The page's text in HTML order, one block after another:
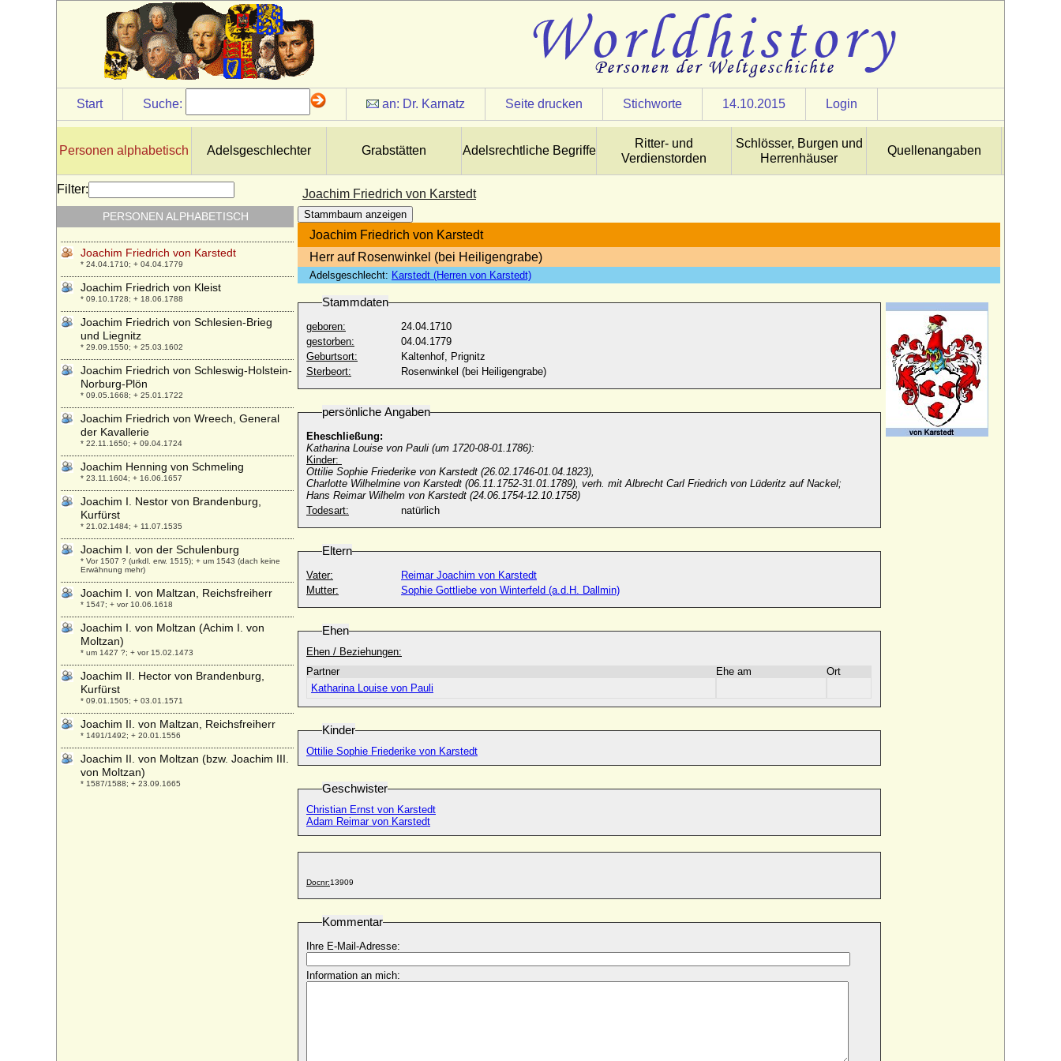
Start Suche: an: Dr. Karnatz Seite drucken Stichworte 14.10.2015 Login
Personen alphabetisch Adelsgeschlechter Grabstätten Adelsrechtliche Begriffe
Ritter- und
Verdienstorden
Schlösser, Burgen und
Herrenhäuser
Quellenangaben
Joachim Friedrich von Karstedt
Stammbaum anzeigen
Joachim Friedrich von Karstedt
Herr auf Rosenwinkel (bei Heiligengrabe)
Adelsgeschlecht: Karstedt (Herren von Karstedt)
Stammdaten
geboren:
24.04.1710
gestorben:
04.04.1779
Geburtsort:
Kaltenhof, Prignitz
Sterbeort:
Rosenwinkel (bei Heiligengrabe)
persönliche Angaben
Eheschließung:
Katharina Louise von Pauli (um 1720-08-01.1786):
Kinder:
Ottilie Sophie Friederike von Karstedt (26.02.1746-01.04.1823),
Charlotte Wilhelmine von Karstedt (06.11.1752-31.01.1789), verh. mit Albrecht Carl Friedrich von Lüderitz auf Nackel;
Hans Reimar Wilhelm von Karstedt (24.06.1754-12.10.1758)
Todesart:
natürlich
Eltern
Vater:
Reimar Joachim von Karstedt
Mutter:
Sophie Gottliebe von Winterfeld (a.d.H. Dallmin)
Ehen
Ehen / Beziehungen:
Partner
Ehe am
Ort
Katharina Louise von Pauli
Kinder
Ottilie Sophie Friederike von Karstedt
Geschwister
Christian Ernst von Karstedt
Adam Reimar von Karstedt
Docnr:13909
Kommentar
Ihre E-Mail-Adresse:
Information an mich:
Filter:
PERSONEN ALPHABETISCH
Joachim Friedrich von Beust (Joachim
Friedrich II. von Beust)
* 03.06.1661; + 02.06.1741
Joachim Friedrich von Beust (Joachim
Friedrich III. von Beust), Freiherr
Joachim Friedrich von Blumenthal.
Reichsfreiherr
Joachim Friedrich von Brandenburg,
* 27.01.1546; + 28.07.1608
Joachim Friedrich von Flemming,
Reichsgraf
* 27.08.1665; + 12.10.1740
Joachim Friedrich von Karstedt
* 24.04.1710; + 04.04.1779
Joachim Friedrich von Kleist
* 09.10.1728; + 18.06.1788
Joachim Friedrich von Schlesien-Brieg
und Liegnitz
* 29.09.1550; + 25.03.1602
Joachim Friedrich von Schleswig-Holstein-
Norburg-Plön
* 09.05.1668; + 25.01.1722
Joachim Friedrich von Wreech, General
der Kavallerie
* 22.11.1650; + 09.04.1724
Joachim Henning von Schmeling
* 23.11.1604; + 16.06.1657
Joachim I. Nestor von Brandenburg,
Kurfürst
* 21.02.1484; + 11.07.1535
Joachim I. von der Schulenburg
* Vor 1507 ? (urkdl. erw. 1515); + um 1543 (dach keine
Erwähnung mehr)
Joachim I. von Maltzan, Reichsfreiherr
* 1547; + vor 10.06.1618
Joachim I. von Moltzan (Achim I. von
Moltzan)
* um 1427 ?; + vor 15.02.1473
Joachim II. Hector von Brandenburg,
Kurfürst
* 09.01.1505; + 03.01.1571
Joachim II. von Maltzan, Reichsfreiherr
* 1491/1492; + 20.01.1556
Joachim II. von Moltzan (bzw. Joachim III.
von Moltzan)
* 1587/1588; + 23.09.1665